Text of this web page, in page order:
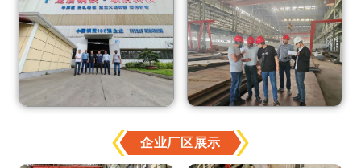
企业厂区展示